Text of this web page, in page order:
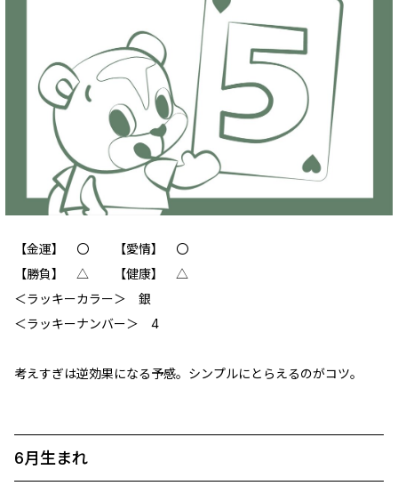
【金運】 ‪‪〇 【愛情】 〇
【勝負】 △ 【健康】 △
＜ラッキーカラー＞ 銀
＜ラッキーナンバー＞ 4
考えすぎは逆効果になる予感。シンプルにとらえるのがコツ。
6月生まれ